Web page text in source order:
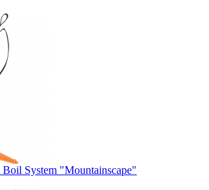
Boil System "Mountainscape"